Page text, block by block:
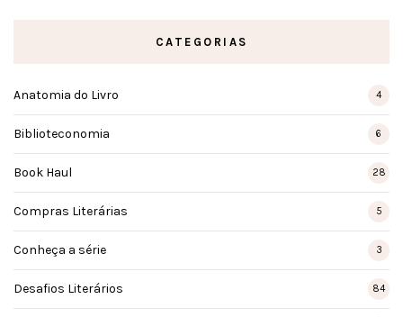
CATEGORIAS
Anatomia do Livro 4
Biblioteconomia 6
Book Haul 28
Compras Literárias 5
Conheça a série 3
Desafios Literários 84